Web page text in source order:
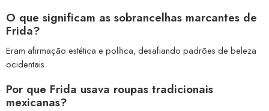
O que significam as sobrancelhas marcantes de
Frida?
Eram afirmação estética e política, desafiando padrões de beleza
ocidentais.
Por que Frida usava roupas tradicionais
mexicanas?